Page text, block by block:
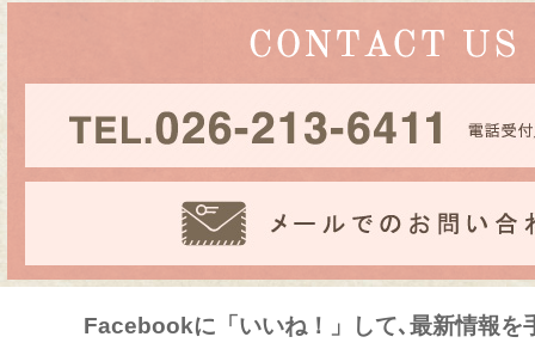
Facebookに「いいね！」して､最新情報を